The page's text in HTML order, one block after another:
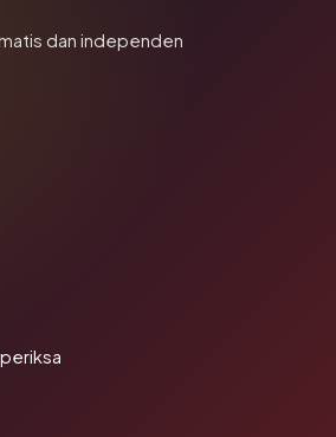
dan independen